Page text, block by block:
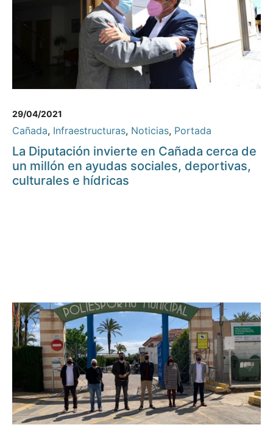
29/04/2021
Cañada, Infraestructuras, Noticias, Portada
La Diputación invierte en Cañada cerca de
un millón en ayudas sociales, deportivas,
culturales e hídricas